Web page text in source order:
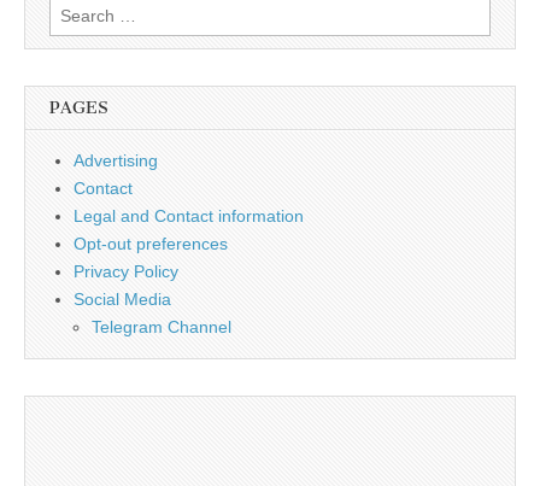
Search
for:
PAGES
Advertising
Contact
Legal and Contact information
Opt-out preferences
Privacy Policy
Social Media
Telegram Channel